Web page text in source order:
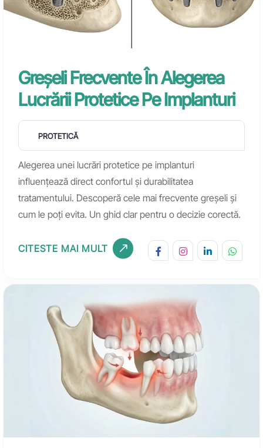
Greșeli Frecvente În Alegerea
Lucrării Protetice Pe Implanturi
PROTETICĂ
Alegerea unei lucrări protetice pe implanturi
influențează direct confortul și durabilitatea
tratamentului. Descoperă cele mai frecvente greșeli și
cum le poți evita. Un ghid clar pentru o decizie corectă.
CITESTE MAI MULT